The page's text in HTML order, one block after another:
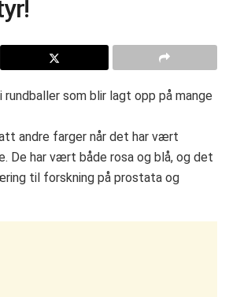
rundballer som blir lagt opp på mange
andre farger når det har vært
De har vært både rosa og blå, og det
til forskning på prostata og